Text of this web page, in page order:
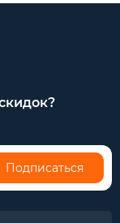
Подписаться